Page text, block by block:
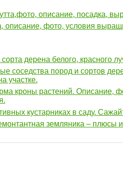
описание, посадка,
описание, фото, условия
дерена белого, красного
соседства пород и сортов
участке.
кроны растений. Описание,
кустарниках в саду.
земляника –